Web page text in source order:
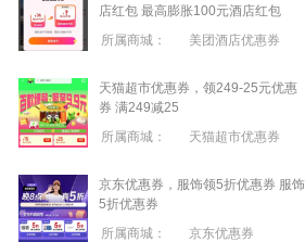
店红包 最高膨胀100元酒店红包
所属商城：
美团酒店优惠券
天猫超市优惠券，领249-25元优惠
券 满249减25
所属商城：
天猫超市优惠券
京东优惠券，服饰领5折优惠券 服饰
5折优惠券
所属商城：
京东优惠券